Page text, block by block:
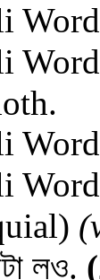
Word
Word
Word
Word
লও.